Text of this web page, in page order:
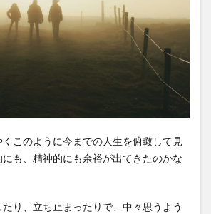
このように今までの人生を俯瞰して見
も、精神的にも余裕が出てきたのかな
り、立ち止まったりで、中々思うよう